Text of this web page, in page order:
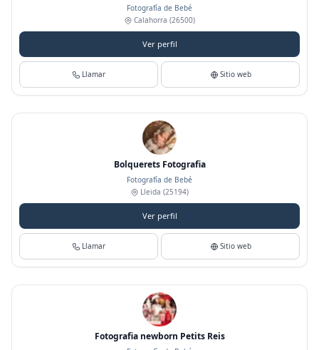
Fotografía de Bebé
Calahorra (26500)
Ver perfil
Llamar Sitio web
Bolquerets Fotografia
Fotografía de Bebé
Lleida (25194)
Ver perfil
Llamar Sitio web
Fotografia newborn Petits Reis